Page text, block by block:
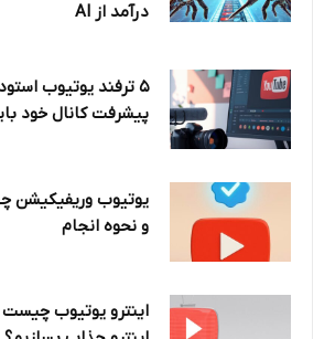
درآمد از AI
۵ ترفند یوتیوب
پیشرفت کانال خود
یوتیوب وریفیکیشن
و نحوه انجام
اینترو یوتیوب